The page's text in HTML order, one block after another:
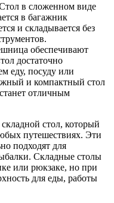
в сложенном виде
в багажник
и складывается без
обеспечивают
достаточно
еду, посуду или
и компактный стол
отличным
стол, который
путешествиях. Эти
подходят для
Складные столы
или рюкзаке, но при
для еды, работы